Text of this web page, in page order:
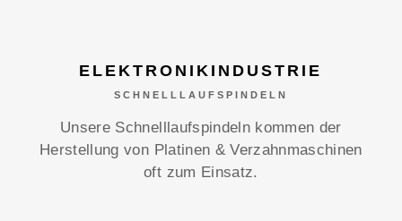
ELEKTRONIKINDUSTRIE
SCHNELLLAUFSPINDELN
Unsere Schnelllaufspindeln kommen der
Herstellung von Platinen & Verzahnmaschinen
oft zum Einsatz.